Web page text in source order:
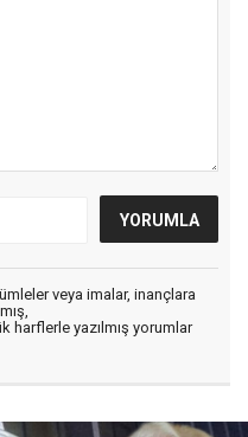
veya imalar, inançlara
harflerle yazılmış yorumlar